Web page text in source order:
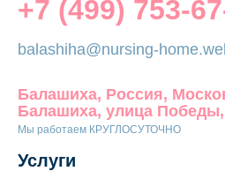
+7 (499) 753-
balashiha@nursing-
Балашиха, Россия,
Балашиха, улица
Мы работаем КРУГЛОСУТОЧНО
Услуги